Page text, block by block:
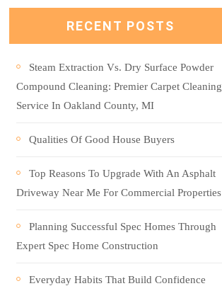
RECENT POSTS
Steam Extraction Vs. Dry Surface Powder
Compound Cleaning: Premier Carpet Cleaning
Service In Oakland County, MI
Qualities Of Good House Buyers
Top Reasons To Upgrade With An Asphalt
Driveway Near Me For Commercial Properties
Planning Successful Spec Homes Through
Expert Spec Home Construction
Everyday Habits That Build Confidence